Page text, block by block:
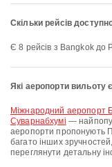
Скільки рейсів
Є 8 рейсів з Bangkok до
Які аеропорти
Міжнародний аеропорт
Суварнабхумі —
аеропорти пропонують
багато інших
переглянути детальну